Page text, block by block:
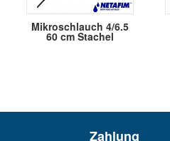
Mikroschlauch 4/6.5
60 cm Stachel
Zahlung